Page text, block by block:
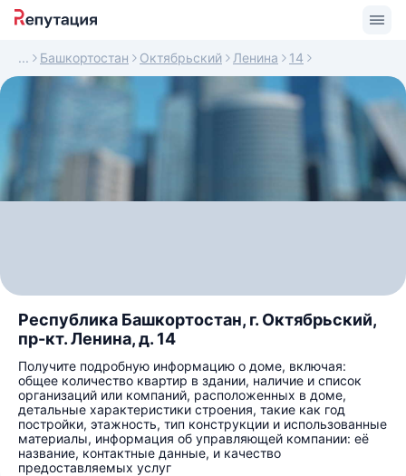
Башкортостан Октябрьский Ленина 14
Республика Башкортостан, г. Октябрьский,
пр-кт. Ленина, д. 14
Получите подробную информацию о доме, включая:
общее количество квартир в здании, наличие и список
организаций или компаний, расположенных в доме,
детальные характеристики строения, такие как год
постройки, этажность, тип конструкции и использованные
материалы, информация об управляющей компании: её
название, контактные данные, и качество
предоставляемых услуг